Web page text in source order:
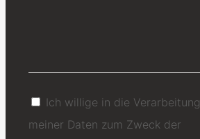
Ich willige in die Verarbeitung
meiner Daten zum Zweck der